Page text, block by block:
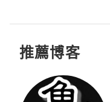
推薦博客